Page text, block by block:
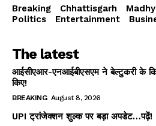
Breaking Chhattisgarh
Politics
Entertainment
The latest
आईसीएआर-एनआईबीएसएम ने बेल्टुकरी के
किए!
BREAKING August 8, 2026
UPI ट्रांजेक्शन शुल्क पर बड़ा अपडेट…पढ़ें!